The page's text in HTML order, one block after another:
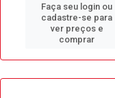
Faça seu login ou
cadastre-se para
ver preços e
comprar